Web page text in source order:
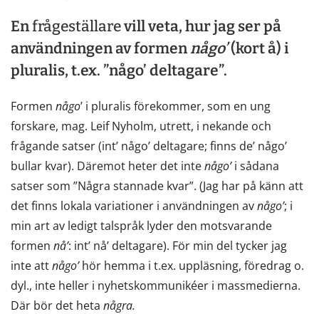
Enfrågeställarevill veta, hur jag ser på
användningen av formennågo’(kort å) i
pluralis, t.ex. ”någo’ deltagare”.
Formen någo’ i pluralis förekommer, som en ung
forskare, mag. Leif Nyholm, utrett, i nekande och
frågande satser (int’ någo’ deltagare; finns de’ någo’
bullar kvar). Däremot heter det intenågo’i sådana
satser som ”Några stannade kvar”. (Jag har på känn att
det finns lokala variationer i användningen avnågo’; i
min art av ledigt talspråk lyder den motsvarande
formen nå’: int’ nå’ deltagare). För min del tycker jag
inte attnågo’hör hemma i t.ex. uppläsning, föredrag o.
dyl., inte heller i nyhetskommunikéer i massmedierna.
Där bör det heta några.